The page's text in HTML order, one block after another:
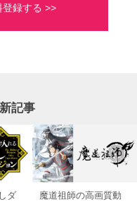
録する >>
記事
ダ
魔道祖師の高画質動